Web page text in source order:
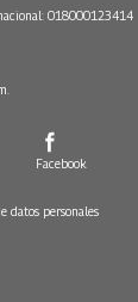
018000123414
Facebook
datos personales